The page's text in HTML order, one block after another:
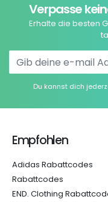
Verpasse
Erhalte die besten
Du kannst dich
Empfohlen
Adidas Rabattcodes
Rabattcodes
END. Clothing